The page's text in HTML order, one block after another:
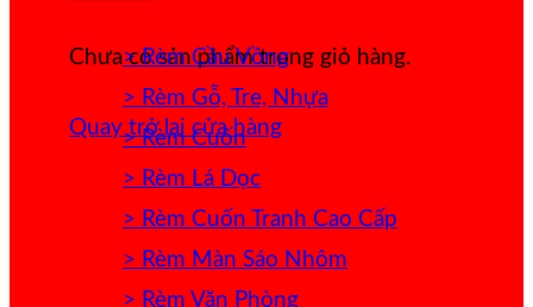
Chưa có sản phẩm trong giỏ hàng.
Quay trở lại cửa hàng
> Rèm Cầu Vồng
> Rèm Gỗ, Tre, Nhựa
> Rèm Cuốn
> Rèm Lá Dọc
> Rèm Cuốn Tranh Cao Cấp
> Rèm Màn Sáo Nhôm
> Rèm Văn Phòng